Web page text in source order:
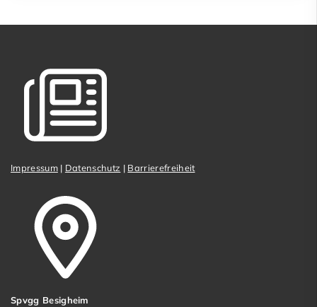
Impressum| Datenschutz | Barrierefreiheit
Spvgg Besigheim